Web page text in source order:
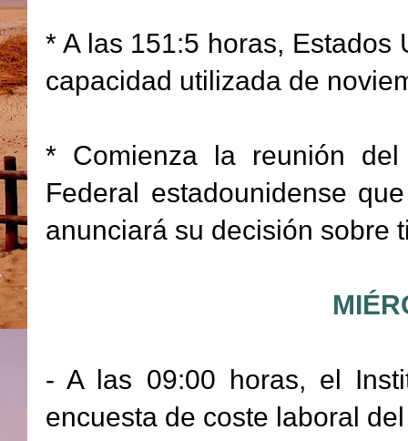
* A las 151:5 horas,
capacidad utilizada de
* Comienza la reunión
Federal estadounidense
anunciará su decisión sobre
- A las 09:00 horas, el
encuesta de coste laboral